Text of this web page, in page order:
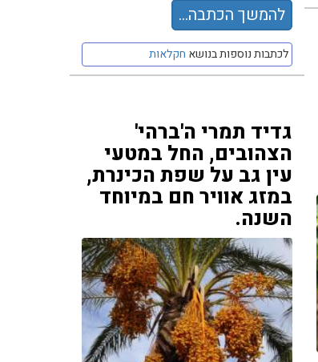
להמשך הכתבה...
לכתבות נוספות בנושא חקלאות
גדיד תמרי ה'ברהי'
הצהובים, החל במטעי
עין גב על שפת הכינרת,
במזג אוויר חם במיוחד
השנה.